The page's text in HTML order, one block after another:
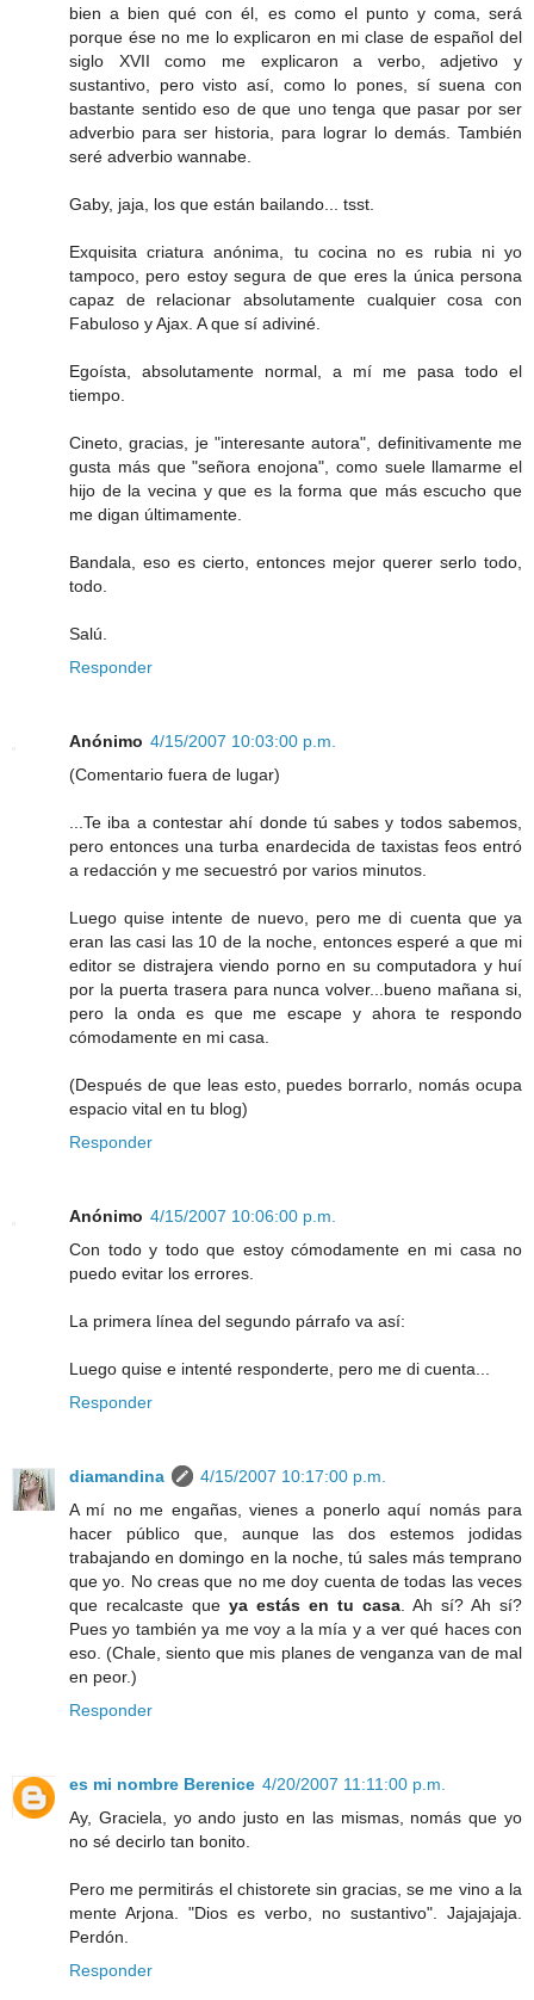
bien a bien qué con él, es como el punto y coma, será
porque ése no me lo explicaron en mi clase de español del
siglo XVII como me explicaron a verbo, adjetivo y
sustantivo, pero visto así, como lo pones, sí suena con
bastante sentido eso de que uno tenga que pasar por ser
adverbio para ser historia, para lograr lo demás. También
seré adverbio wannabe.
Gaby, jaja, los que están bailando... tsst.
Exquisita criatura anónima, tu cocina no es rubia ni yo
tampoco, pero estoy segura de que eres la única persona
capaz de relacionar absolutamente cualquier cosa con
Fabuloso y Ajax. A que sí adiviné.
Egoísta, absolutamente normal, a mí me pasa todo el
tiempo.
Cineto, gracias, je "interesante autora", definitivamente me
gusta más que "señora enojona", como suele llamarme el
hijo de la vecina y que es la forma que más escucho que
me digan últimamente.
Bandala, eso es cierto, entonces mejor querer serlo todo,
todo.
Salú.
Responder
Anónimo 4/15/2007 10:03:00 p.m.
(Comentario fuera de lugar)
...Te iba a contestar ahí donde tú sabes y todos sabemos,
pero entonces una turba enardecida de taxistas feos entró
a redacción y me secuestró por varios minutos.
Luego quise intente de nuevo, pero me di cuenta que ya
eran las casi las 10 de la noche, entonces esperé a que mi
editor se distrajera viendo porno en su computadora y huí
por la puerta trasera para nunca volver...bueno mañana si,
pero la onda es que me escape y ahora te respondo
cómodamente en mi casa.
(Después de que leas esto, puedes borrarlo, nomás ocupa
espacio vital en tu blog)
Responder
Anónimo 4/15/2007 10:06:00 p.m.
Con todo y todo que estoy cómodamente en mi casa no
puedo evitar los errores.
La primera línea del segundo párrafo va así:
Luego quise e intenté responderte, pero me di cuenta...
Responder
diamandina
4/15/2007 10:17:00 p.m.
A mí no me engañas, vienes a ponerlo aquí nomás para
hacer público que, aunque las dos estemos jodidas
trabajando en domingo en la noche, tú sales más temprano
que yo. No creas que no me doy cuenta de todas las veces
que recalcaste que ya estás en tu casa . Ah sí? Ah sí?
Pues yo también ya me voy a la mía y a ver qué haces con
eso. (Chale, siento que mis planes de venganza van de mal
en peor.)
Responder
es mi nombre Berenice 4/20/2007 11:11:00 p.m.
Ay, Graciela, yo ando justo en las mismas, nomás que yo
no sé decirlo tan bonito.
Pero me permitirás el chistorete sin gracias, se me vino a la
mente Arjona. "Dios es verbo, no sustantivo". Jajajajaja.
Perdón.
Responder